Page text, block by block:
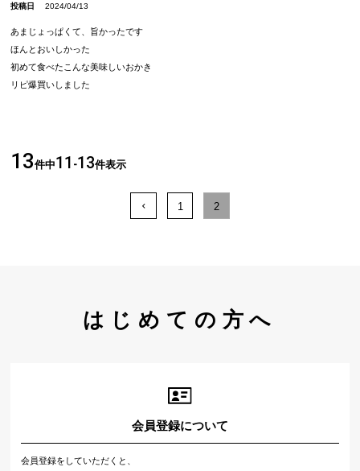
投稿日 2024/04/13
あまじょっぱくて、旨かったです
ほんとおいしかった
初めて食べたこんな美味しいおかき
13件中11 -13件表示
1 2
はじめての方へ
会員登録について
会員登録をしていただくと、